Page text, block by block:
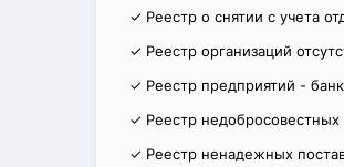
✓ Реестр о снятии с учета
✓ Реестр организаций
✓ Реестр предприятий -
✓ Реестр
✓ Реестр ненадежных